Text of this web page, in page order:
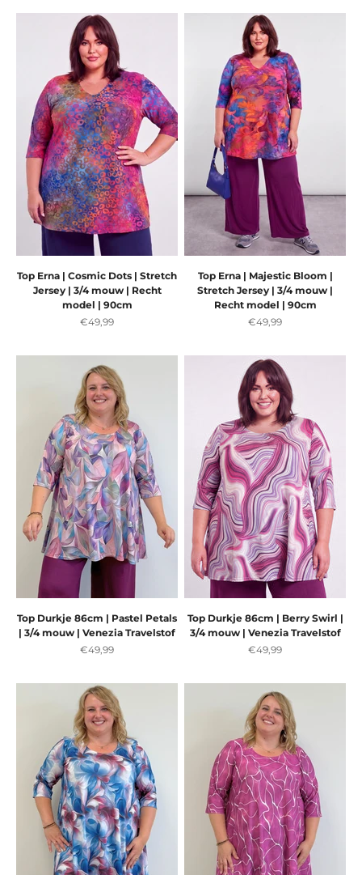
Top Erna | Cosmic Dots | Stretch
Jersey | 3/4 mouw | Recht
model | 90cm
Aanbiedingsprijs
€49,99
Top Erna | Majestic Bloom |
Stretch Jersey | 3/4 mouw |
Recht model | 90cm
Aanbiedingsprijs
€49,99
Top Durkje 86cm | Pastel Petals
| 3/4 mouw | Venezia Travelstof
Aanbiedingsprijs
€49,99
Top Durkje 86cm | Berry Swirl |
3/4 mouw | Venezia Travelstof
Aanbiedingsprijs
€49,99